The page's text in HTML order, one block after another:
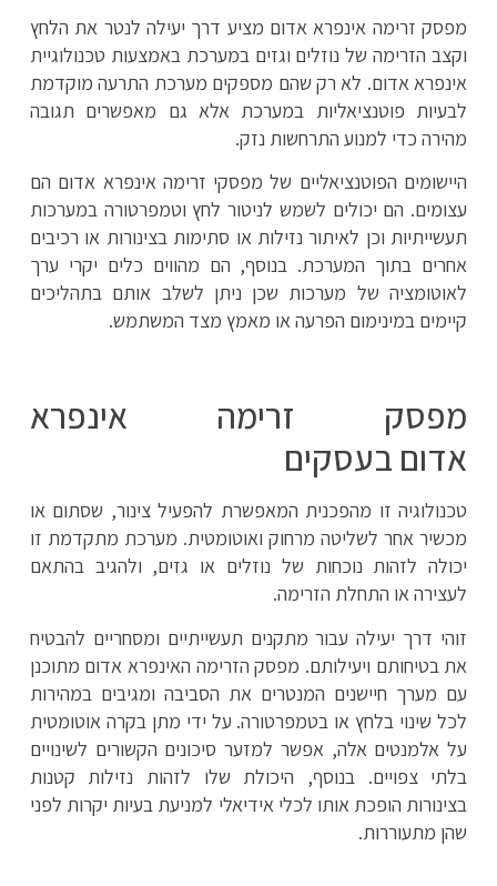
מפסק זרימה אינפרא אדום מציע דרך יעילה לנטר את הלחץ
וקצב הזרימה של נוזלים וגזים במערכת באמצעות טכנולוגיית
אינפרא אדום. לא רק שהם מספקים מערכת התרעה מוקדמת
לבעיות פוטנציאליות במערכת אלא גם מאפשרים תגובה
מהירה כדי למנוע התרחשות נזק.
היישומים הפוטנציאליים של מפסקי זרימה אינפרא אדום הם
עצומים. הם יכולים לשמש לניטור לחץ וטמפרטורה במערכות
תעשייתיות וכן לאיתור נזילות או סתימות בצינורות או רכיבים
אחרים בתוך המערכת. בנוסף, הם מהווים כלים יקרי ערך
לאוטומציה של מערכות שכן ניתן לשלב אותם בתהליכים
קיימים במינימום הפרעה או מאמץ מצד המשתמש.
מפסק זרימה אינפרא
אדום בעסקים
טכנולוגיה זו מהפכנית המאפשרת להפעיל צינור, שסתום או
מכשיר אחר לשליטה מרחוק ואוטומטית. מערכת מתקדמת זו
יכולה לזהות נוכחות של נוזלים או גזים, ולהגיב בהתאם
לעצירה או התחלת הזרימה.
זוהי דרך יעילה עבור מתקנים תעשייתיים ומסחריים להבטיח
את בטיחותם ויעילותם. מפסק הזרימה האינפרא אדום מתוכנן
עם מערך חיישנים המנטרים את הסביבה ומגיבים במהירות
לכל שינוי בלחץ או בטמפרטורה. על ידי מתן בקרה אוטומטית
על אלמנטים אלה, אפשר למזער סיכונים הקשורים לשינויים
בלתי צפויים. בנוסף, היכולת שלו לזהות נזילות קטנות
בצינורות הופכת אותו לכלי אידיאלי למניעת בעיות יקרות לפני
שהן מתעוררות.